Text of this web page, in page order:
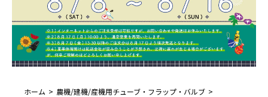
ホーム
農機/建機/産機用チューブ・フラップ・バルブ